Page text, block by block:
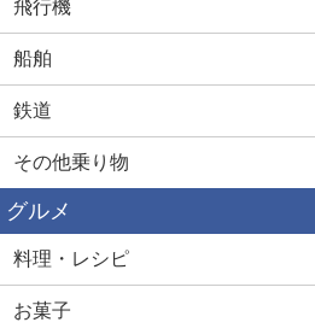
飛行機
船舶
鉄道
その他乗り物
グルメ
料理・レシピ
お菓子